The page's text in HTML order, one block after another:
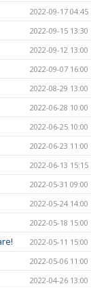
2022-09-17 04:45
2022-09-15 13:30
2022-09-12 13:00
2022-09-07 16:00
2022-08-29 13:00
2022-06-28 10:00
2022-06-25 10:00
2022-06-23 11:00
2022-06-13 15:15
2022-05-31 09:00
2022-05-24 14:00
2022-05-18 15:00
2022-05-11 15:00
2022-05-06 11:00
2022-04-26 13:00